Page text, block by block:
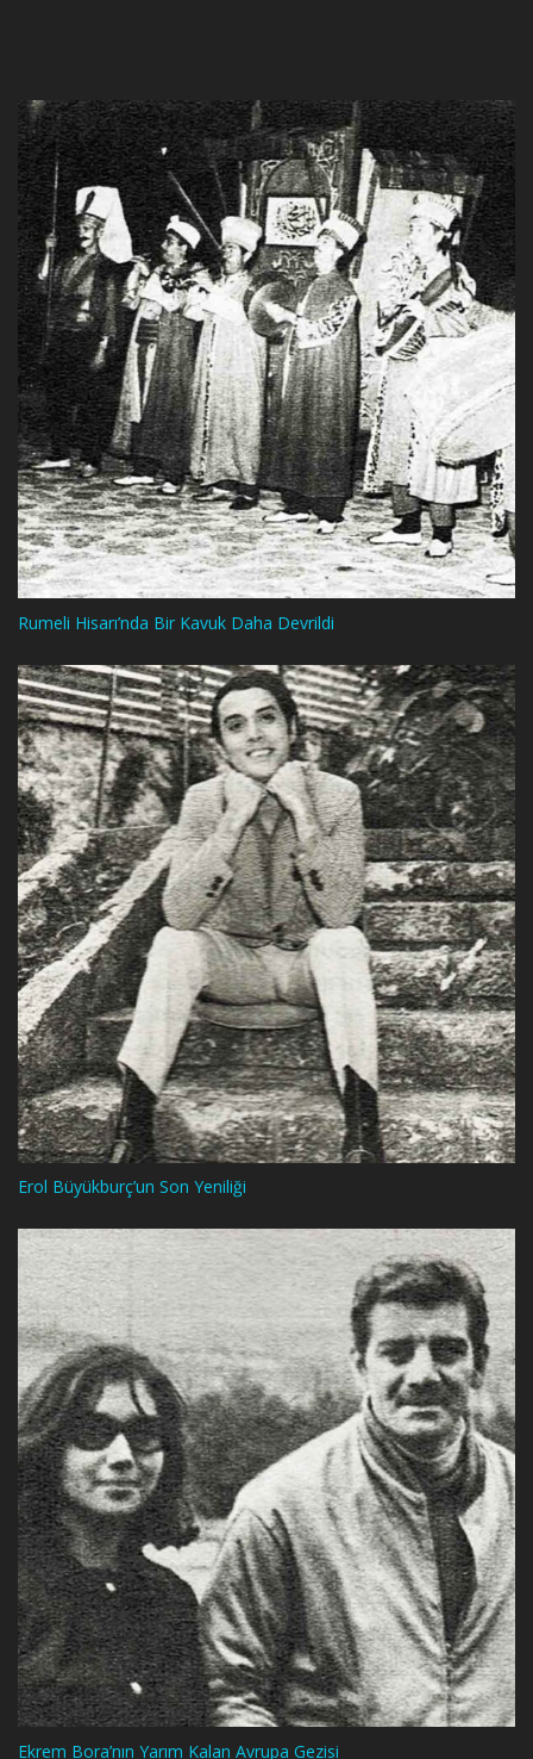
Rumeli Hisarı’nda Bir Kavuk Daha Devrildi
Erol Büyükburç’un Son Yeniliği
Ekrem Bora’nın Yarım Kalan Avrupa Gezisi